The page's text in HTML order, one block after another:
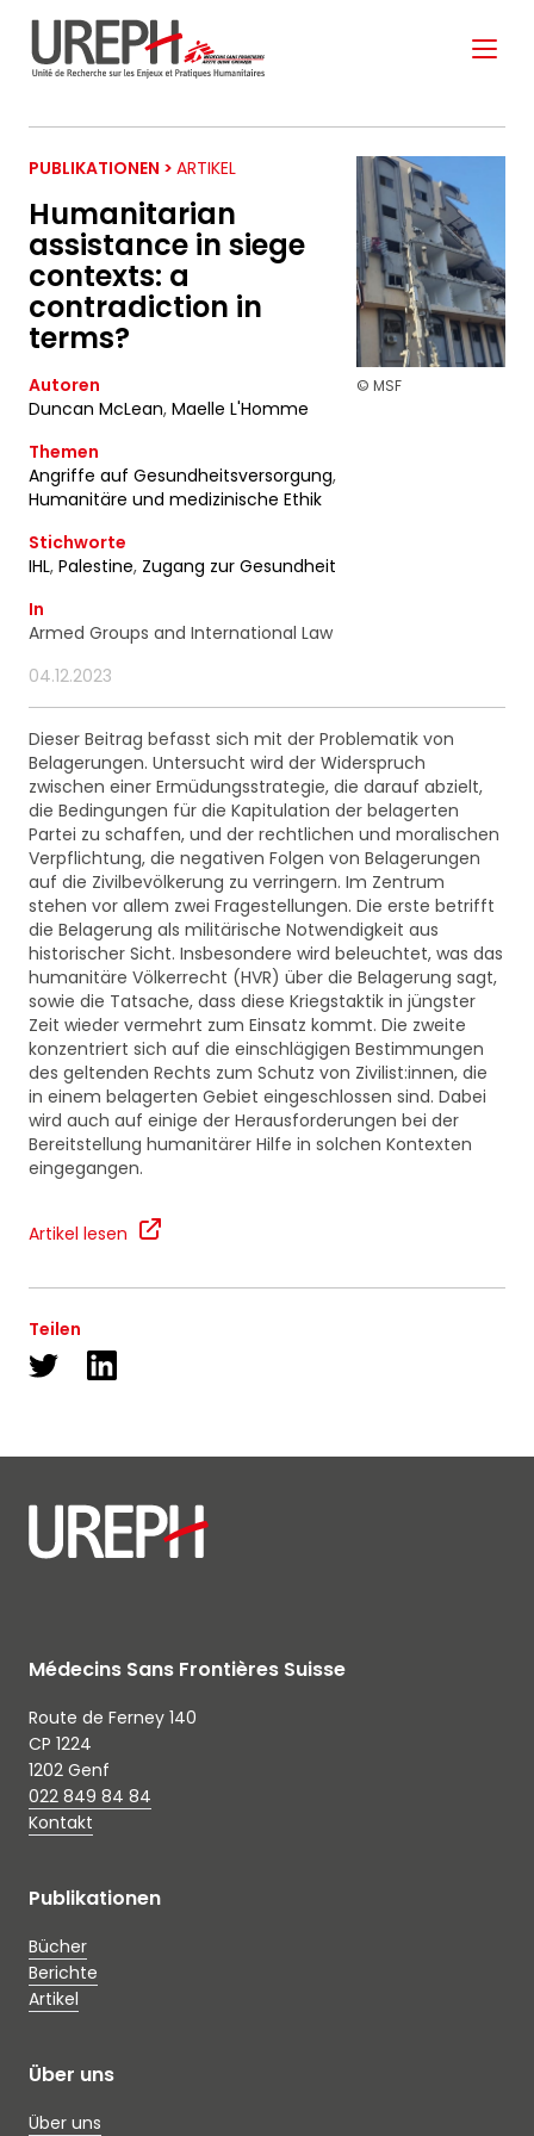
PUBLIKATIONEN > ARTIKEL
Humanitarian
assistance in siege
contexts: a
contradiction in
terms?
Autoren
Duncan McLean, Maelle L'Homme
Themen
Angriffe auf Gesundheitsversorgung,
Humanitäre und medizinische Ethik
Stichworte
IHL, Palestine, Zugang zur Gesundheit
In
Armed Groups and International Law
04.12.2023
© MSF
Dieser Beitrag befasst sich mit der Problematik von
Belagerungen. Untersucht wird der Widerspruch
zwischen einer Ermüdungsstrategie, die darauf abzielt,
die Bedingungen für die Kapitulation der belagerten
Partei zu schaffen, und der rechtlichen und moralischen
Verpflichtung, die negativen Folgen von Belagerungen
auf die Zivilbevölkerung zu verringern. Im Zentrum
stehen vor allem zwei Fragestellungen. Die erste betrifft
die Belagerung als militärische Notwendigkeit aus
historischer Sicht. Insbesondere wird beleuchtet, was das
humanitäre Völkerrecht (HVR) über die Belagerung sagt,
sowie die Tatsache, dass diese Kriegstaktik in jüngster
Zeit wieder vermehrt zum Einsatz kommt. Die zweite
konzentriert sich auf die einschlägigen Bestimmungen
des geltenden Rechts zum Schutz von Zivilist:innen, die
in einem belagerten Gebiet eingeschlossen sind. Dabei
wird auch auf einige der Herausforderungen bei der
Bereitstellung humanitärer Hilfe in solchen Kontexten
eingegangen.
Artikel lesen
Teilen
Médecins Sans Frontières Suisse
Route de Ferney 140
CP 1224
1202 Genf
022 849 84 84
Kontakt
Publikationen
Bücher
Berichte
Artikel
Über uns
Über uns
S'ABONNER À NOTRE
NEWSLETTER
Ne manquez pas les nouveautés que nous
réservons à nos fidèles abonnés.
Votre adresse de messagerie est uniquement
ainsi que des informations concernant nos
activités. Vous pouvez à tout moment utiliser le lien